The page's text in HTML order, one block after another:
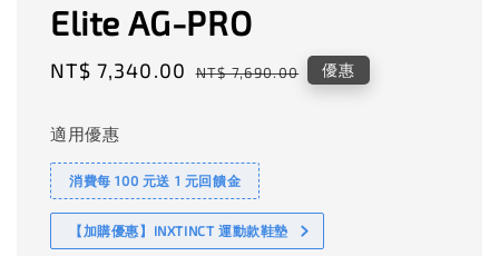
Elite AG-PRO
Sale
NT$ 7,340.00 Regular
NT$ 7,690.00 優惠
適用優惠
消費每 100 元送 1 元回饋金
【加購優惠】INXTINCT 運動款鞋墊